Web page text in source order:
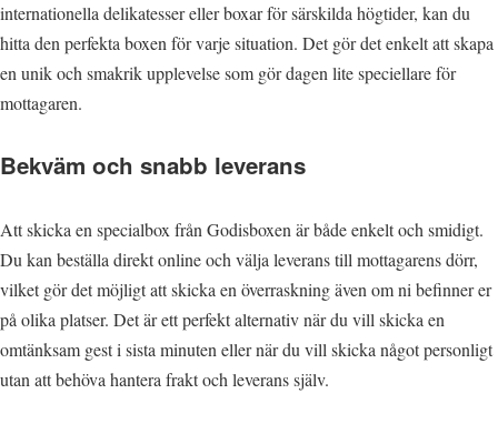
internationella delikatesser eller boxar för särskilda högtider, kan du
hitta den perfekta boxen för varje situation. Det gör det enkelt att skapa
en unik och smakrik upplevelse som gör dagen lite speciellare för
mottagaren.
Bekväm och snabb leverans
Att skicka en specialbox från Godisboxen är både enkelt och smidigt.
Du kan beställa direkt online och välja leverans till mottagarens dörr,
vilket gör det möjligt att skicka en överraskning även om ni befinner er
på olika platser. Det är ett perfekt alternativ när du vill skicka en
omtänksam gest i sista minuten eller när du vill skicka något personligt
utan att behöva hantera frakt och leverans själv.